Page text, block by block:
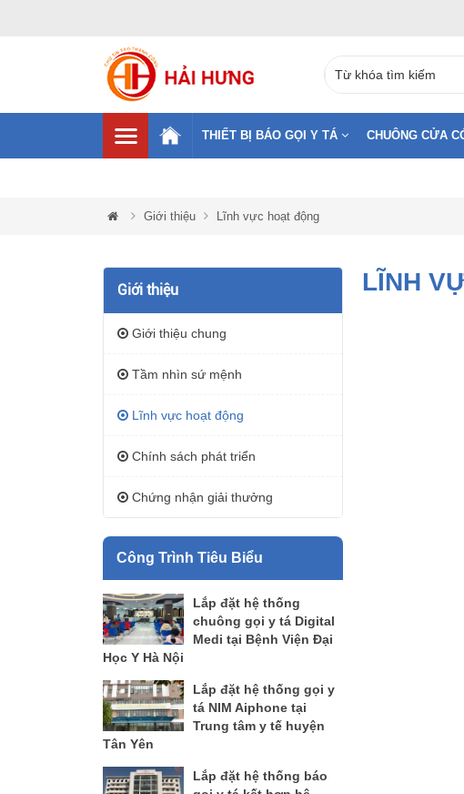
THIẾT BỊ BÁO GỌI Y TÁ CHUÔNG CỬA
Giới thiệu Lĩnh vực hoạt động
Giới thiệu
Giới thiệu chung
Tầm nhìn sứ mệnh
Lĩnh vực hoạt động
Chính sách phát triển
Chứng nhận giải thưởng
Công Trình Tiêu Biểu
Lắp đặt hệ thống
chuông gọi y tá Digital
Medi tại Bệnh Viện Đại
Học Y Hà Nội
Lắp đặt hệ thống gọi y
tá NIM Aiphone tại
Trung tâm y tế huyện
Tân Yên
Lắp đặt hệ thống báo
LĨNH